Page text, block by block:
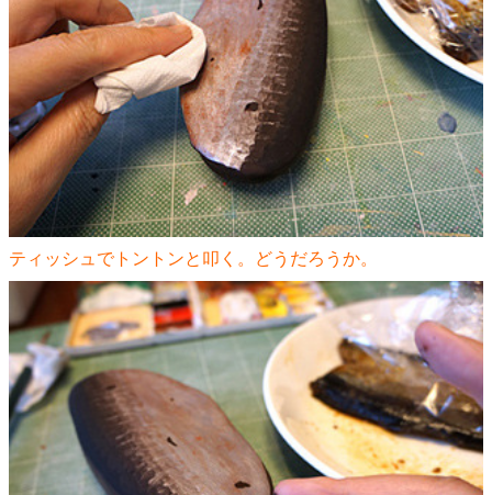
ティッシュでトントンと叩く。どうだろうか。